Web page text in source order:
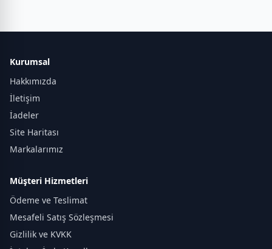
Kurumsal
Hakkımızda
İletişim
İadeler
Site Haritası
Markalarımız
Müşteri Hizmetleri
Ödeme ve Teslimat
Mesafeli Satış Sözleşmesi
Gizlilik ve KVKK